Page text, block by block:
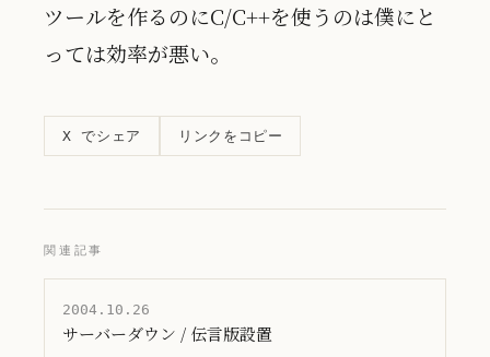
ツールを作るのにC/C++を使うのは僕にと
っては効率が悪い。
X でシェア リンクをコピー
関連記事
2004.10.26
サーバーダウン / 伝言版設置